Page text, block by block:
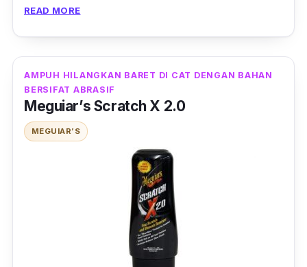
Pad Khusus kaca atau
akan berguna secara lebih maksimal apabila
digunakan dengan mesin pemoles.
READ MORE
AMPUH HILANGKAN BARET DI CAT DENGAN BAHAN
BERSIFAT ABRASIF
Meguiar’s Scratch X 2.0
MEGUIAR’S